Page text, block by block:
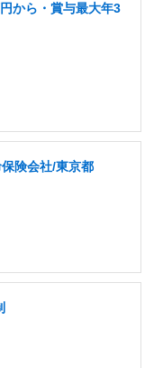
から・賞与最大年3
険会社/東京都